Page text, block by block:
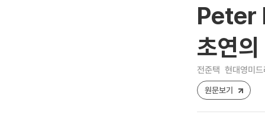
Peter
초연
전준택 현대영미
원문보기